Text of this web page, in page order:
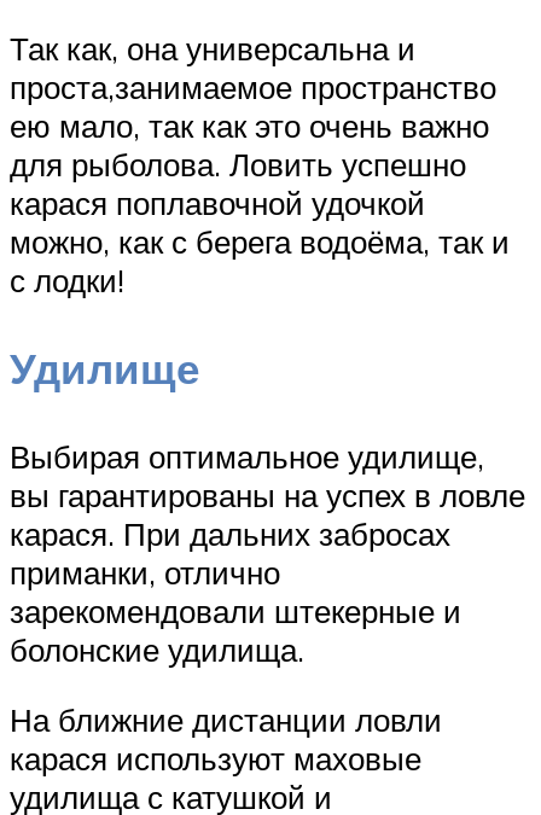
Так как, она универсальна и
проста,занимаемое пространство
ею мало, так как это очень важно
для рыболова. Ловить успешно
карася поплавочной удочкой
можно, как с берега водоёма, так и
с лодки!
Удилище
Выбирая оптимальное удилище,
вы гарантированы на успех в ловле
карася. При дальних забросах
приманки, отлично
зарекомендовали штекерные и
болонские удилища.
На ближние дистанции ловли
карася используют маховые
удилища с катушкой и